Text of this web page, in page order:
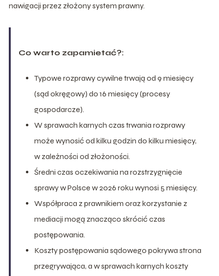
nawigacji przez złożony system prawny.
Co warto zapamietać?:
Typowe rozprawy cywilne trwają od 9 miesięcy
(sąd okręgowy) do 16 miesięcy (procesy
gospodarcze).
W sprawach karnych czas trwania rozprawy
może wynosić od kilku godzin do kilku miesięcy,
w zależności od złożoności.
Średni czas oczekiwania na rozstrzygnięcie
sprawy w Polsce w 2026 roku wynosi 5 miesięcy.
Współpraca z prawnikiem oraz korzystanie z
mediacji mogą znacząco skrócić czas
postępowania.
Koszty postępowania sądowego pokrywa strona
przegrywająca, a w sprawach karnych koszty